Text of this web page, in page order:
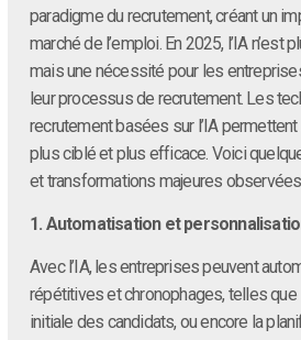
paradigme du recrutement, créant un
marché de l’emploi. En 2025, l’IA n’est
mais une nécessité pour les
leur processus de recrutement. Les
recrutement basées sur l’IA
plus ciblé et plus efficace. Voici
et transformations majeures
1. Automatisation et
Avec l’IA, les entreprises peuvent
répétitives et chronophages, telles que
initiale des candidats, ou encore la